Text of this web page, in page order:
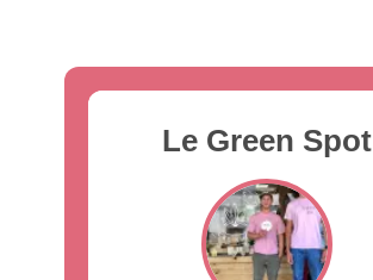
Le Green Spot